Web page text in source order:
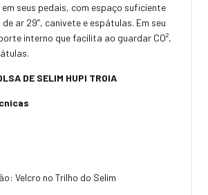
seus pedais, com espaço suficiente
de ar 29”, canivete e espátulas. Em seu
interno que facilita ao guardar CO²,
DE SELIM HUPI TROIA
Velcro no Trilho do Selim